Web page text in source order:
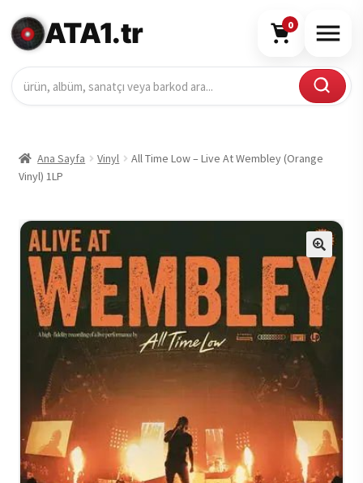
ATA1.tr 0
Ana Sayfa Vinyl
All Time Low – Live At Wembley (Orange
Vinyl) 1LP
🔍